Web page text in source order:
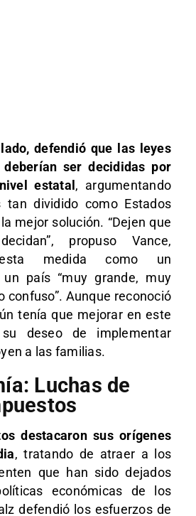
defendió que las leyes
ser decididas por
estatal , argumentando
dividido como Estados
mejor solución. “Dejen que
propuso Vance,
esta medida como un
país “muy grande, muy
confuso”. Aunque reconoció
tenía que mejorar en este
deseo de implementar
a las familias.
Luchas de
destacaron sus orígenes
, tratando de atraer a los
que han sido dejados
económicas de los
defendió los esfuerzos de